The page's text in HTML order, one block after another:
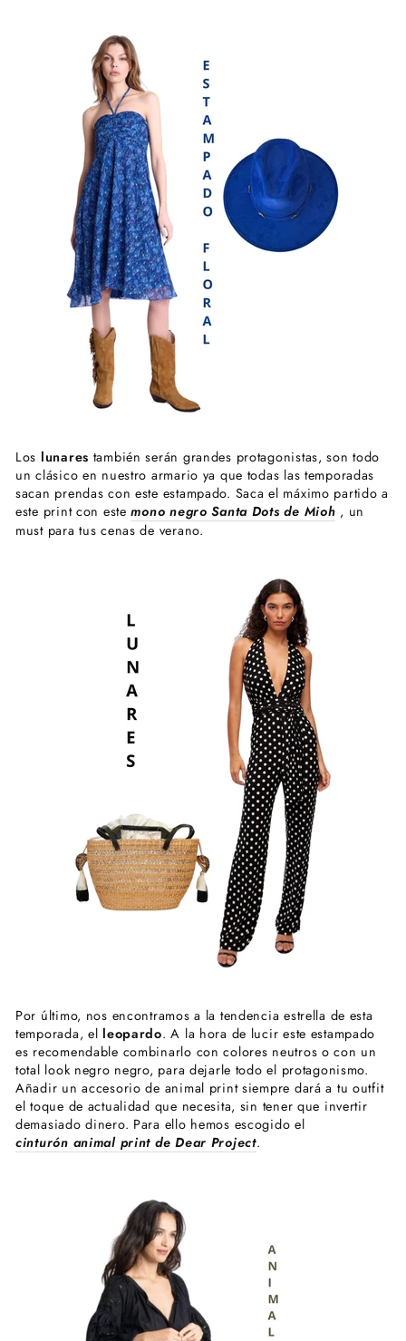
Los lunares también serán grandes protagonistas, son todo
un clásico en nuestro armario ya que todas las temporadas
sacan prendas con este estampado. Saca el máximo partido a
este print con estemono negro Santa Dots de Mioh , un
must para tus cenas de verano.
Por último, nos encontramos a la tendencia estrella de esta
temporada, el leopardo. A la hora de lucir este estampado
es recomendable combinarlo con colores neutros o con un
total look negro negro, para dejarle todo el protagonismo.
Añadir un accesorio de animal print siempre dará a tu outfit
el toque de actualidad que necesita, sin tener que invertir
demasiado dinero. Para ello hemos escogido el
cinturón animal print de Dear Project.